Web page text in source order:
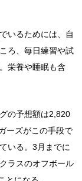
いるためには、自
ろ、毎日練習や試
栄養や睡眠も含
の予想額は2,820
ーズがこの手段で
いる。3月までに
ラスのオフボール